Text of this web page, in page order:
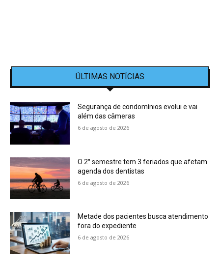
ÚLTIMAS NOTÍCIAS
Segurança de condomínios evolui e vai
além das câmeras
6 de agosto de 2026
O 2° semestre tem 3 feriados que afetam
agenda dos dentistas
6 de agosto de 2026
Metade dos pacientes busca atendimento
fora do expediente
6 de agosto de 2026